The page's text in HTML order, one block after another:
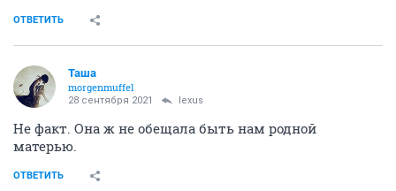
ОТВЕТИТЬ
Таша
morgenmuffel
28 сентября 2021 lexus
Не факт. Она ж не обещала быть нам родной
матерью.
ОТВЕТИТЬ